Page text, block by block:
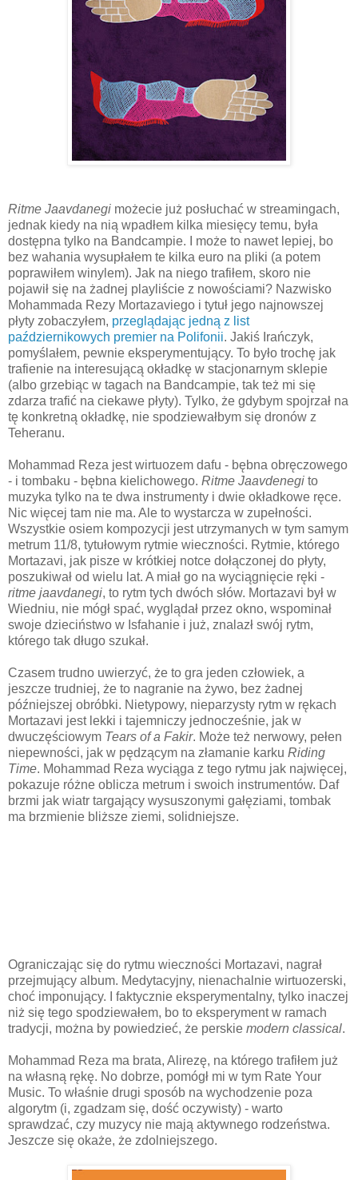
Ritme Jaavdanegi możecie już posłuchać w streamingach,
jednak kiedy na nią wpadłem kilka miesięcy temu, była
dostępna tylko na Bandcampie. I może to nawet lepiej, bo
bez wahania wysupłałem te kilka euro na pliki (a potem
poprawiłem winylem). Jak na niego trafiłem, skoro nie
pojawił się na żadnej playliście z nowościami? Nazwisko
Mohammada Rezy Mortazaviego i tytuł jego najnowszej
płyty zobaczyłem, przeglądając jedną z list
październikowych premier na Polifonii. Jakiś Irańczyk,
pomyślałem, pewnie eksperymentujący. To było trochę jak
trafienie na interesującą okładkę w stacjonarnym sklepie
(albo grzebiąc w tagach na Bandcampie, tak też mi się
zdarza trafić na ciekawe płyty). Tylko, że gdybym spojrzał na
tę konkretną okładkę, nie spodziewałbym się dronów z
Teheranu.
Mohammad Reza jest wirtuozem dafu - bębna obręczowego
- i tombaku - bębna kielichowego. Ritme Jaavdenegi to
muzyka tylko na te dwa instrumenty i dwie okładkowe ręce.
Nic więcej tam nie ma. Ale to wystarcza w zupełności.
Wszystkie osiem kompozycji jest utrzymanych w tym samym
metrum 11/8, tytułowym rytmie wieczności. Rytmie, którego
Mortazavi, jak pisze w krótkiej notce dołączonej do płyty,
poszukiwał od wielu lat. A miał go na wyciągnięcie ręki -
ritme jaavdanegi, to rytm tych dwóch słów. Mortazavi był w
Wiedniu, nie mógł spać, wyglądał przez okno, wspominał
swoje dzieciństwo w Isfahanie i już, znalazł swój rytm,
którego tak długo szukał.
Czasem trudno uwierzyć, że to gra jeden człowiek, a
jeszcze trudniej, że to nagranie na żywo, bez żadnej
późniejszej obróbki. Nietypowy, nieparzysty rytm w rękach
Mortazavi jest lekki i tajemniczy jednocześnie, jak w
dwuczęściowym Tears of a Fakir. Może też nerwowy, pełen
niepewności, jak w pędzącym na złamanie karku Riding
Time. Mohammad Reza wyciąga z tego rytmu jak najwięcej,
pokazuje różne oblicza metrum i swoich instrumentów. Daf
brzmi jak wiatr targający wysuszonymi gałęziami, tombak
ma brzmienie bliższe ziemi, solidniejsze.
Ograniczając się do rytmu wieczności Mortazavi, nagrał
przejmujący album. Medytacyjny, nienachalnie wirtuozerski,
choć imponujący. I faktycznie eksperymentalny, tylko inaczej
niż się tego spodziewałem, bo to eksperyment w ramach
tradycji, można by powiedzieć, że perskie modern classical.
Mohammad Reza ma brata, Alirezę, na którego trafiłem już
na własną rękę. No dobrze, pomógł mi w tym Rate Your
Music. To właśnie drugi sposób na wychodzenie poza
algorytm (i, zgadzam się, dość oczywisty) - warto
sprawdzać, czy muzycy nie mają aktywnego rodzeństwa.
Jeszcze się okaże, że zdolniejszego.